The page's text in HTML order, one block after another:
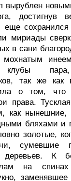
вырублен
достигнув
еще
мириады
в сани
мохнатым
клубы
так же
о том,
права.
как
бляхами и
золотые,
сумевшие
деревьев. К
на